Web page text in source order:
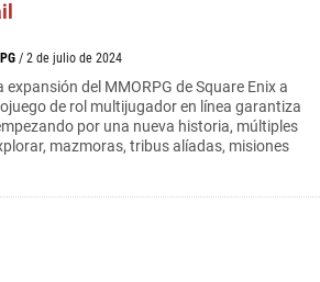
/ 2 de julio de 2024
del MMORPG de Square Enix a
de rol multijugador en línea garantiza
por una nueva historia, múltiples
mazmoras, tribus alíadas, misiones